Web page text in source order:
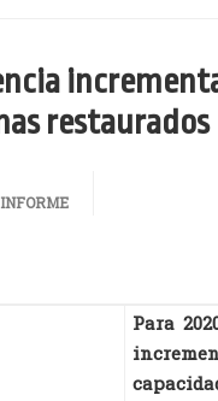
restaurados
Para